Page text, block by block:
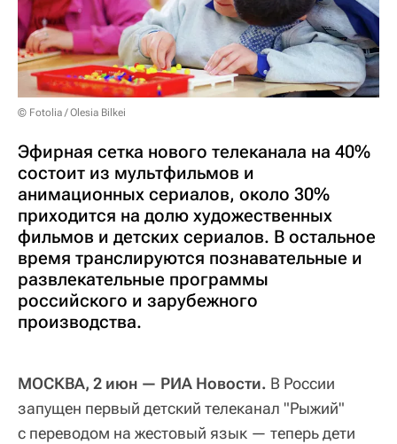
© Fotolia / Olesia Bilkei
Эфирная сетка нового телеканала на 40%
состоит из мультфильмов и
анимационных сериалов, около 30%
приходится на долю художественных
фильмов и детских сериалов. В остальное
время транслируются познавательные и
развлекательные программы
российского и зарубежного
производства.
МОСКВА, 2 июн — РИА Новости. В России
запущен первый детский телеканал "Рыжий"
с переводом на жестовый язык — теперь дети